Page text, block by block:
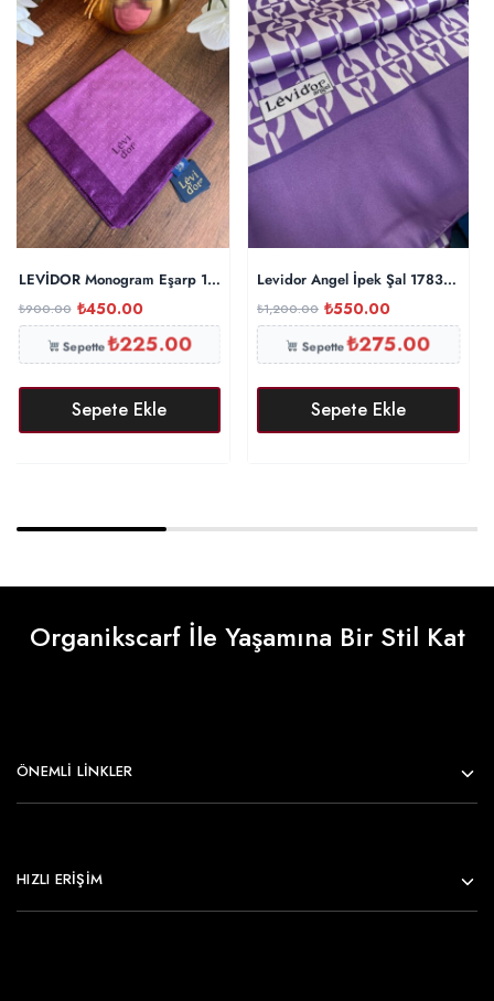
LEVİDOR Monogram Eşarp 17687 – Mürdüm
₺900.00 ₺450.00
Sepette₺225.00
Sepete Ekle
Levidor Angel İpek Şal 17834 –
₺1,200.00 ₺550.00
Sepette₺275.00
Sepete Ekle
Organikscarf İle Yaşamına Bir Stil Kat
ÖNEMLI LINKLER
HIZLI ERİŞİM